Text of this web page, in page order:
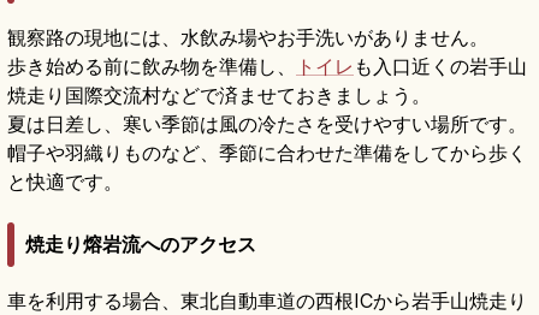
観察路の現地には、水飲み場やお手洗いがありません。
歩き始める前に飲み物を準備し、
トイレ も入口近くの岩手山
焼走り国際交流村などで済ませておきましょう。
夏は日差し、寒い季節は風の冷たさを受けやすい場所です。
帽子や羽織りものなど、季節に合わせた準備をしてから歩く
と快適です。
焼走り熔岩流へのアクセス
車を利用する場合、東北自動車道の西根ICから岩手山焼走り